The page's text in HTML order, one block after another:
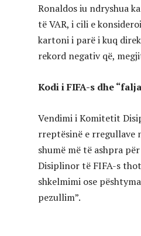
Ronaldos iu ndryshua
të VAR, i cili e
kartoni i parë i kuq
rekord negativ që,
Kodi i FIFA-s dhe
Vendimi i Komitetit
rreptësinë e rregullave
shumë më të ashpra
Disiplinor të FIFA-s
shkelmimi ose
pezullim”.